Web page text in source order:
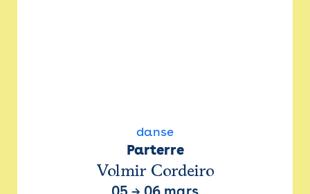
danse
Parterre
Volmir Cordeiro